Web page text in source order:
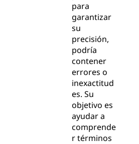
para
garantizar
su
precisión,
podría
contener
errores o
inexactitud
es. Su
objetivo es
ayudar a
comprende
r términos